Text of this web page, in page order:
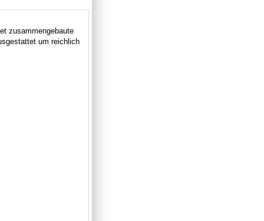
zusammengebaute
um reichlich